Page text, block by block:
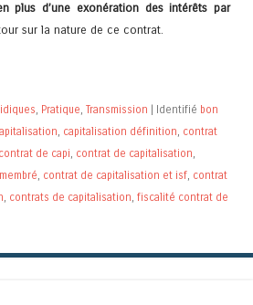
plus d’une exonération des intérêts par
sur la nature de ce contrat.
Pratique Transmission | Identifié bon
capitalisation définition contrat
contrat de capi contrat de capitalisation
contrat de capitalisation et isf contrat
contrats de capitalisation fiscalité contrat de